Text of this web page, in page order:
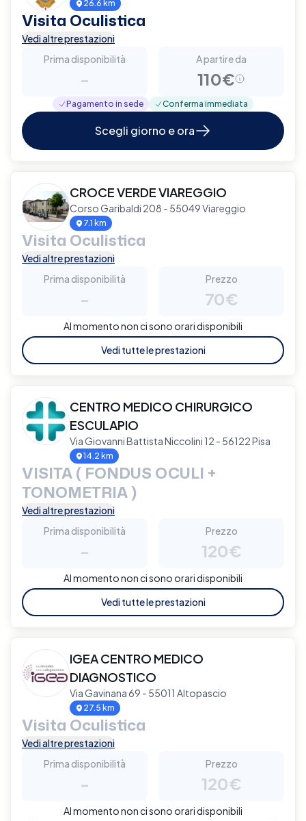
26.6 km
Visita Oculistica
Vedi altre prestazioni
Prima disponibilità
-
A partire da
110€
Pagamento in sede Conferma immediata
Scegli giorno e ora
CROCE VERDE VIAREGGIO
Corso Garibaldi 208 - 55049 Viareggio
7.1 km
Visita Oculistica
Vedi altre prestazioni
Prima disponibilità
-
Prezzo
70€
Al momento non ci sono orari disponibili
Vedi tutte le prestazioni
CENTRO MEDICO CHIRURGICO
ESCULAPIO
Via Giovanni Battista Niccolini 12 - 56122 Pisa
14.2 km
VISITA ( FONDUS OCULI +
TONOMETRIA )
Vedi altre prestazioni
Prima disponibilità
-
Prezzo
120€
Al momento non ci sono orari disponibili
Vedi tutte le prestazioni
IGEA CENTRO MEDICO
DIAGNOSTICO
Via Gavinana 69 - 55011 Altopascio
27.5 km
Visita Oculistica
Vedi altre prestazioni
Prima disponibilità
-
Prezzo
120€
Al momento non ci sono orari disponibili